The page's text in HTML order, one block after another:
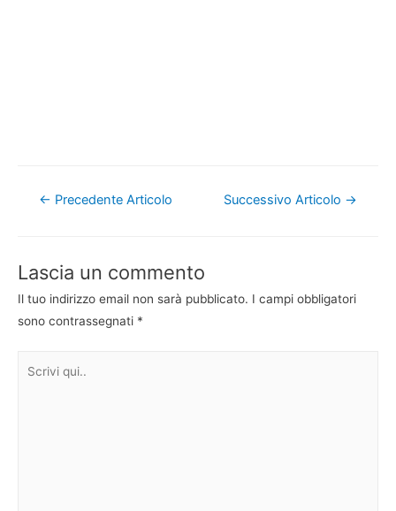
Navigazione
← Precedente Articolo Successivo Articolo →
Lascia un commento
Il tuo indirizzo email non sarà pubblicato. I campi obbligatori
sono contrassegnati *